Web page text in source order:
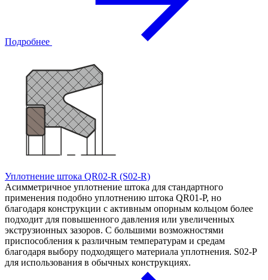
Подробнее
Уплотнение штока QR02-R (S02-R)
Асимметричное уплотнение штока для стандартного
применения подобно уплотнению штока QR01-P, но
благодаря конструкции с активным опорным кольцом более
подходит для повышенного давления или увеличенных
экструзионных зазоров. С большими возможностями
приспособления к различным температурам и средам
благодаря выбору подходящего материала уплотнения. S02-P
для использования в обычных конструкциях.